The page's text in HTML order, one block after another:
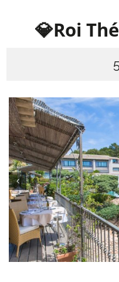
💎Roi